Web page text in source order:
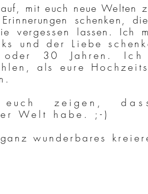
mit euch neue Welten
schenken,
vergessen
lassen. Ich
und der Liebe
30 Jahren. Ich
als eure
euch zeigen,
Welt habe. ;-)
wunderbares